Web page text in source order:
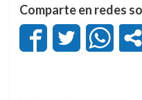
Comparte en redes